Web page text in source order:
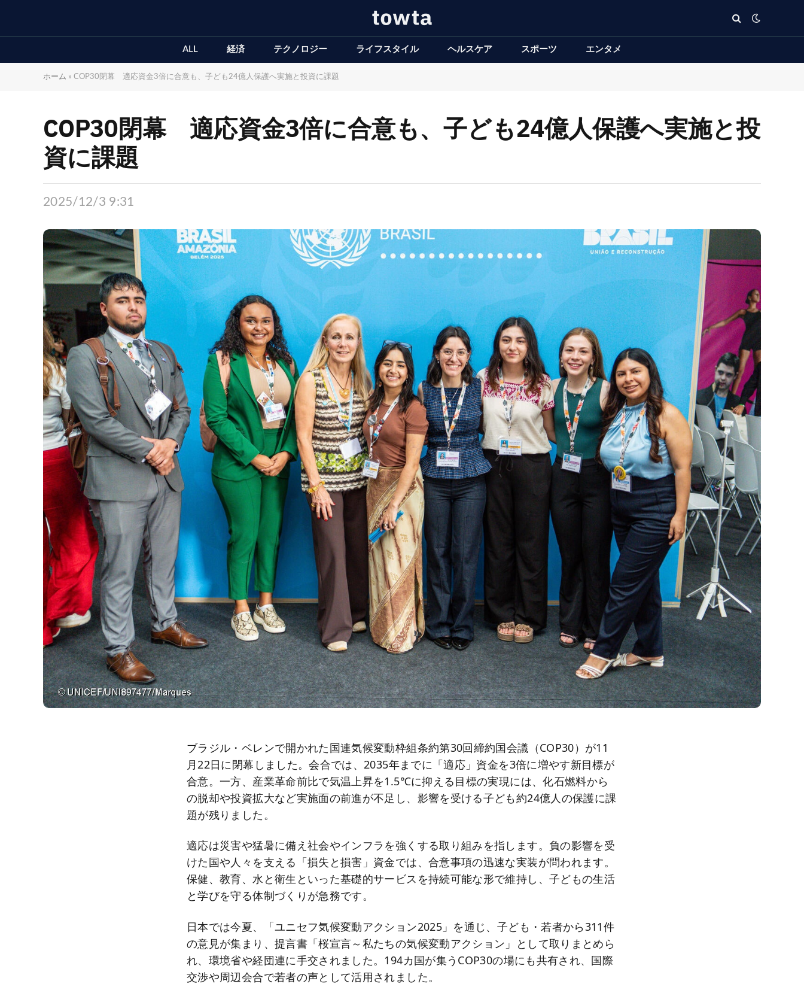
ALL 経済 テクノロジー ライフスタイル ヘルスケア スポーツ エンタメ
ホーム » COP30閉幕 適応資金3倍に合意も、子ども24億人保護へ実施と投資に課題
COP30閉幕 適応資金3倍に合意も、子ども24億人保護へ実施と投
資に課題
2025/12/3 9:31
ブラジル・ベレンで開かれた国連気候変動枠組条約第30回締約国会議（COP30）が11
月22日に閉幕しました。会合では、2035年までに「適応」資金を3倍に増やす新目標が
合意。一方、産業革命前比で気温上昇を1.5℃に抑える目標の実現には、化石燃料から
の脱却や投資拡大など実施面の前進が不足し、影響を受ける子ども約24億人の保護に課
題が残りました。
適応は災害や猛暑に備え社会やインフラを強くする取り組みを指します。負の影響を受
けた国や人々を支える「損失と損害」資金では、合意事項の迅速な実装が問われます。
保健、教育、水と衛生といった基礎的サービスを持続可能な形で維持し、子どもの生活
と学びを守る体制づくりが急務です。
日本では今夏、「ユニセフ気候変動アクション2025」を通じ、子ども・若者から311件
の意見が集まり、提言書「桜宣言～私たちの気候変動アクション」として取りまとめら
れ、環境省や経団連に手交されました。194カ国が集うCOP30の場にも共有され、国際
交渉や周辺会合で若者の声として活用されました。